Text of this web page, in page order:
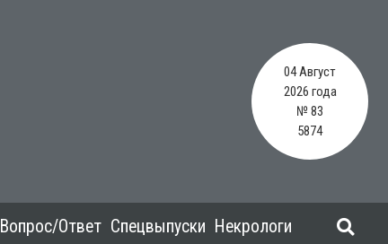
04 Август
2026 года
№ 83
5874
Вопрос/Ответ Спецвыпуски Некрологи